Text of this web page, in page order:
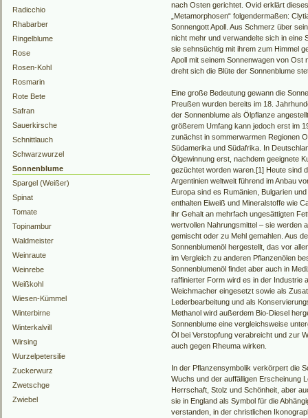
Radicchio
Rhabarber
Ringelblume
Rose
Rosen-Kohl
Rosmarin
Rote Bete
Safran
Sauerkirsche
Schnittlauch
Schwarzwurzel
Sonnenblume
Spargel (Weißer)
Spinat
Tomate
Topinambur
Waldmeister
Weinraute
Weinrebe
Weißkohl
Wiesen-Kümmel
Winterbirne
Winterkalvill
Wirsing
Wurzelpetersilie
Zuckerwurz
Zwetschge
Zwiebel
nach Osten gerichtet. Ovid erklärt
„Metamorphosen“ folgendermaßen:
Sonnengott Apoll. Aus Schmerz über
nicht mehr und verwandelte sich in eine
sie sehnsüchtig mit ihrem zum Himmel
Apoll mit seinem Sonnenwagen von Ost
dreht sich die Blüte der Sonnenblume
Eine große Bedeutung gewann die
Preußen wurden bereits im 18.
der Sonnenblume als Ölpflanze
größerem Umfang kann jedoch erst im
zunächst in sommerwarmen Regionen
Südamerika und Südafrika. In
Ölgewinnung erst, nachdem geeignete
gezüchtet worden waren.[1] Heute sind
Argentinien weltweit führend im Anbau
Europa sind es Rumänien, Bulgarien
enthalten Eiweiß und Mineralstoffe wie
ihr Gehalt an mehrfach ungesättigten
wertvollen Nahrungsmittel – sie werden
gemischt oder zu Mehl gemahlen. Aus
Sonnenblumenöl hergestellt, das vor
im Vergleich zu anderen Pflanzenölen
Sonnenblumenöl findet aber auch in
raffinierter Form wird es in der Industrie
Weichmacher eingesetzt sowie als
Lederbearbeitung und als
Methanol wird außerdem Bio-Diesel
Sonnenblume eine vergleichsweise
Öl bei Verstopfung verabreicht und zur
auch gegen Rheuma wirken.
In der Pflanzensymbolik verkörpert die
Wuchs und der auffälligen Erscheinung
Herrschaft, Stolz und Schönheit, aber
sie in England als Symbol für die
verstanden, in der christlichen